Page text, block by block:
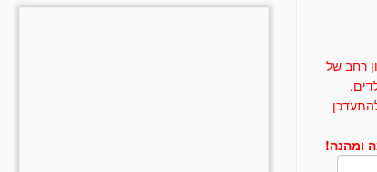
רחב של
ומהנה!